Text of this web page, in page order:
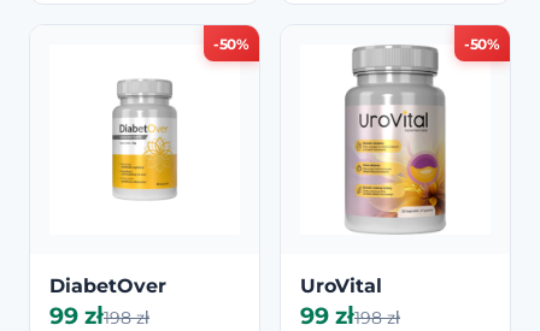
-50%
DiabetOver
99 zł198 zł
-50%
UroVital
99 zł198 zł